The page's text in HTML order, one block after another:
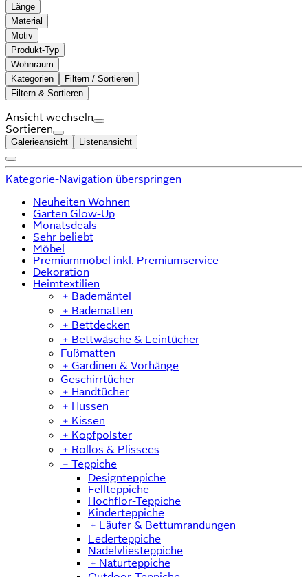
Länge
Material
Motiv
Produkt-Typ
Wohnraum
Kategorien
Filtern / Sortieren
Filtern & Sortieren
Ansicht wechseln
Sortieren
Galerieansicht Listenansicht
Kategorie-Navigation überspringen
Neuheiten Wohnen
Garten Glow-Up
Monatsdeals
Sehr beliebt
Möbel
Premiummöbel inkl. Premiumservice
Dekoration
Heimtextilien
﹢ Bademäntel
﹢ Badematten
﹢ Bettdecken
﹢ Bettwäsche & Leintücher
Fußmatten
﹢ Gardinen & Vorhänge
Geschirrtücher
﹢ Handtücher
﹢ Hussen
﹢ Kissen
﹢ Kopfpolster
﹢ Rollos & Plissees
﹣ Teppiche
Designteppiche
Fellteppiche
Hochflor-Teppiche
Kinderteppiche
﹢ Läufer & Bettumrandungen
Lederteppiche
Nadelvliesteppiche
﹢ Naturteppiche